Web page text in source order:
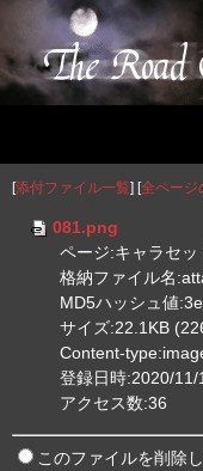
[添付ファイル一覧] [全ページ
081.png
ページ:キャラセッ
格納ファイル名
MD5ハッシュ値
サイズ:22.1KB
Content-
登録日時:2020/
アクセス数:36
このファイルを削除し